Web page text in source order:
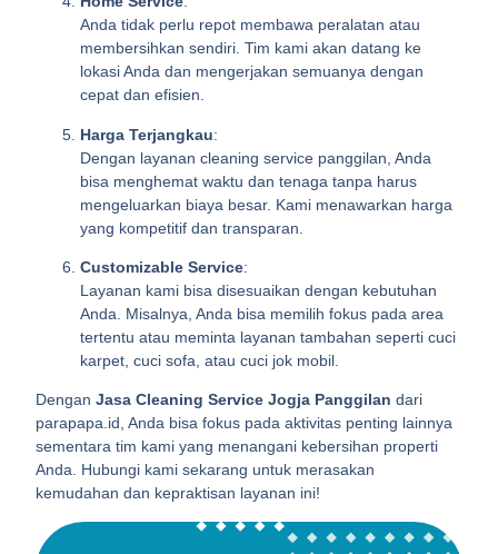
Anda tidak perlu repot membawa peralatan atau
membersihkan sendiri. Tim kami akan datang ke
lokasi Anda dan mengerjakan semuanya dengan
cepat dan efisien.
Harga Terjangkau:
Dengan layanan cleaning service panggilan, Anda
bisa menghemat waktu dan tenaga tanpa harus
mengeluarkan biaya besar. Kami menawarkan harga
yang kompetitif dan transparan.
Customizable Service:
Layanan kami bisa disesuaikan dengan kebutuhan
Anda. Misalnya, Anda bisa memilih fokus pada area
tertentu atau meminta layanan tambahan seperti cuci
karpet, cuci sofa, atau cuci jok mobil.
DenganJasa Cleaning Service Jogja Panggilan dari
parapapa.id, Anda bisa fokus pada aktivitas penting lainnya
sementara tim kami yang menangani kebersihan properti
Anda. Hubungi kami sekarang untuk merasakan
kemudahan dan kepraktisan layanan ini!